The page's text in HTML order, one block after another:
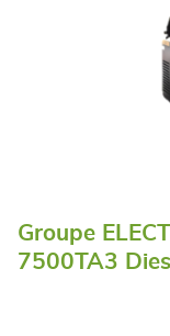
Groupe
7500TA3